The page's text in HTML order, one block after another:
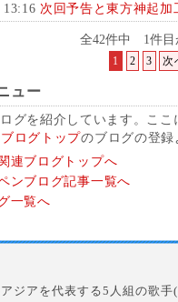
13:16 次回予告と東方神起加
全42件中 1件目
1 2 3 次
ュー
ログを紹介しています。こ
ログトップのブログの登録
連ブログトップへ
ンブログ記事一覧へ
一覧へ
ジアを代表する5人組の歌手